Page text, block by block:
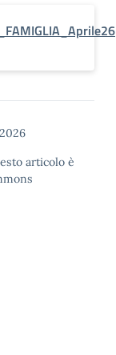
articolo è